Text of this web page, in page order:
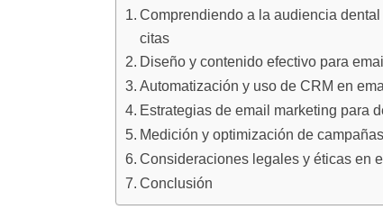
Comprendiendo a la audiencia
citas
Diseño y contenido efectivo para
Automatización y uso de CRM en
Estrategias de email marketing para
Medición y optimización de
Consideraciones legales y éticas en
Conclusión